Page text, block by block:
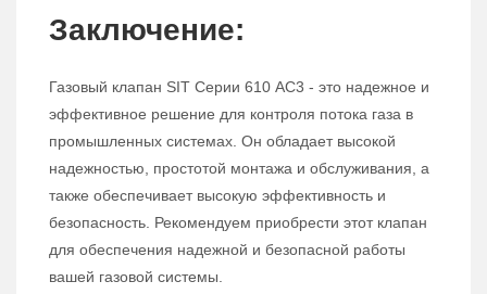
Заключение:
Газовый клапан SIT Серии 610 AC3 - это надежное и
эффективное решение для контроля потока газа в
промышленных системах. Он обладает высокой
надежностью, простотой монтажа и обслуживания, а
также обеспечивает высокую эффективность и
безопасность. Рекомендуем приобрести этот клапан
для обеспечения надежной и безопасной работы
вашей газовой системы.